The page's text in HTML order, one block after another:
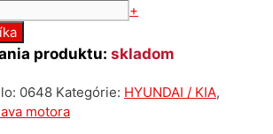
+
produktu: skladom
0648 Kategórie: HYUNDAI / KIA,
motora